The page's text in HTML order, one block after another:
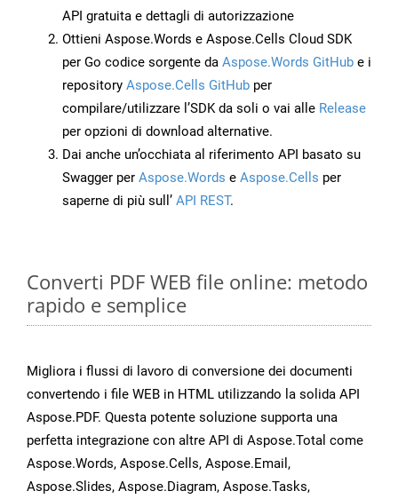
API gratuita e dettagli di autorizzazione
Ottieni Aspose.Words e Aspose.Cells Cloud SDK
per Go codice sorgente da Aspose.Words GitHub e i
repository Aspose.Cells GitHub per
compilare/utilizzare l’SDK da soli o vai alle Release
per opzioni di download alternative.
Dai anche un’occhiata al riferimento API basato su
Swagger per Aspose.Words e Aspose.Cells per
saperne di più sull’ API REST.
Converti PDF WEB file online: metodo
rapido e semplice
Migliora i flussi di lavoro di conversione dei documenti
convertendo i file WEB in HTML utilizzando la solida API
Aspose.PDF. Questa potente soluzione supporta una
perfetta integrazione con altre API di Aspose.Total come
Aspose.Words, Aspose.Cells, Aspose.Email,
Aspose.Slides, Aspose.Diagram, Aspose.Tasks,